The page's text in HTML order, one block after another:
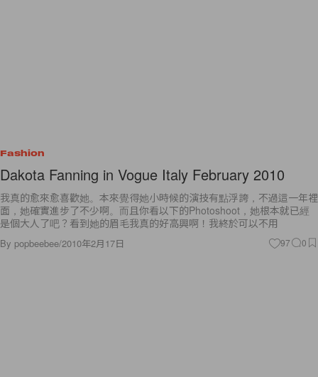
Fashion
Dakota Fanning in Vogue Italy February 2010
我真的愈來愈喜歡她。本來覺得她小時候的演技有點浮誇，不過這一年裡
面，她確實進步了不少啊。而且你看以下的Photoshoot，她根本就已經
是個大人了吧？看到她的眉毛我真的好高興啊！我終於可以不用
By popbeebee/2010年2月17日 97 0